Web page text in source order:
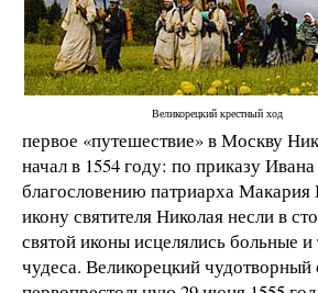
Великорецкий крестный ход
первое «путешествие» в Москву
начал в 1554 году: по приказу
благословению патриарха
икону святителя Николая несли в
святой иконы исцелялись больные
чудеса. Великорецкий